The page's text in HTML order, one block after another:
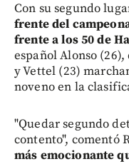
Con su segundo
frente del
frente a los 50 de
español Alonso
y Vettel (23)
noveno en la
"Quedar segundo
contento", comentó
más emocionante